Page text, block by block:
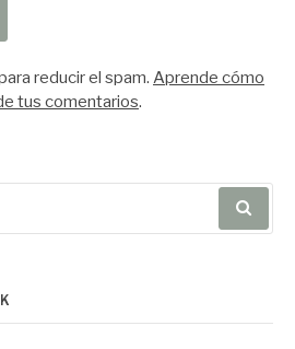
reducir el spam. Aprende cómo
tus comentarios.